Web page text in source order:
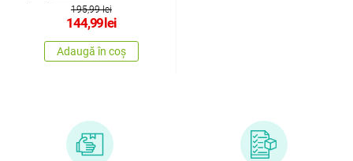
195,99 lei
144,99lei
Adaugă în coș